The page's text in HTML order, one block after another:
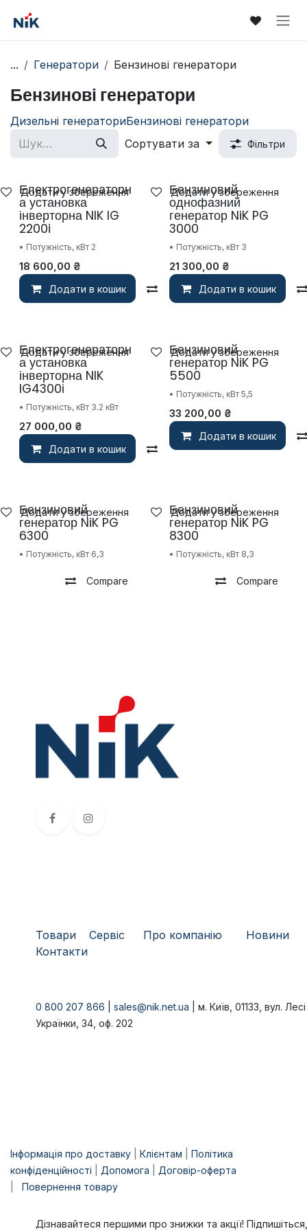
... Генератори Бензинові генератори
Бензинові генератори
Дизельні генераториБензинові генератори
Сортувати за
Фільтри
Електрогенераторн
а установка
інверторна NIK IG
2200i
• Потужність, кВт 2
18 600,00 ₴
Додати в кошик Compare
Додати у збереження Бензиновий
однофазний
генератор NiK PG
3000
• Потужність, кВт 3
21 300,00 ₴
Додати в кошик
Додати у збереження
Електрогенераторн
а установка
інверторна NIK
IG4300і
• Потужність, кВт 3.2 кВт
27 000,00 ₴
Додати в кошик Compare
Додати у збереження Бензиновий
генератор NiK PG
5500
• Потужність, кВт 5,5
33 200,00 ₴
Додати в кошик
Додати у збереження
Бензиновий
генератор NiK PG
6300
• Потужність, кВт 6,3
Compare
Додати у збереження Бензиновий
генератор NiK PG
8300
• Потужність, кВт 8,3
Compare
Додати у збереження
Товари ​Сервіс Про компанію
Новини
Контакти
0 800 207 866 |sales@nik.net.ua | м. Київ, 01133, вул. Лесі
Українки, 34, оф. 202
Інформація про доставку Клієнтам
Політика
конфіденційності
Допомога
Договір-оферта
Повернення товару
Дізнавайтеся першими про знижки та акції!